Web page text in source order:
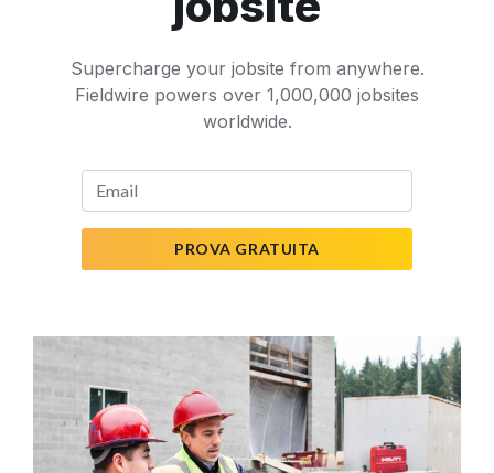
Supercharge your jobsite from anywhere.
Fieldwire powers over 1,000,000 jobsites
worldwide.
PROVA GRATUITA